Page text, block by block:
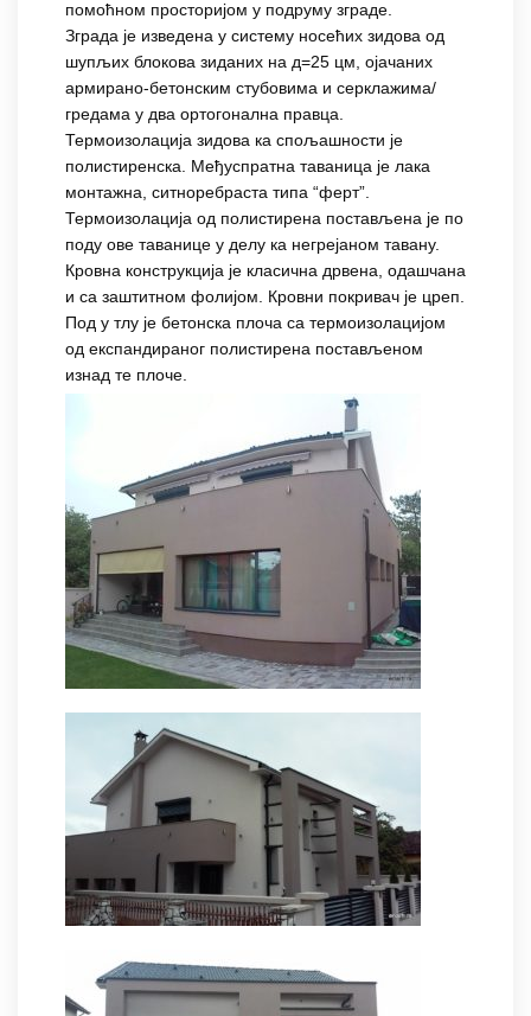
помоћном просторијом у подруму зграде.
Зграда је изведена у систему носећих зидова од
шупљих блокова зиданих на д=25 цм, ојачаних
армирано-бетонским стубовима и серклажима/
гредама у два ортогонална правца.
Термоизолација зидова ка спољашности је
полистиренска. Међуспратна таваница је лака
монтажна, ситноребраста типа “ферт”.
Термоизолација од полистирена постављена је по
поду ове таванице у делу ка негрејаном тавану.
Кровна конструкција је класична дрвена, одашчана
и са заштитном фолијом. Кровни покривач је цреп.
Под у тлу је бетонска плоча са термоизолацијом
од експандираног полистирена постављеном
изнад те плоче.